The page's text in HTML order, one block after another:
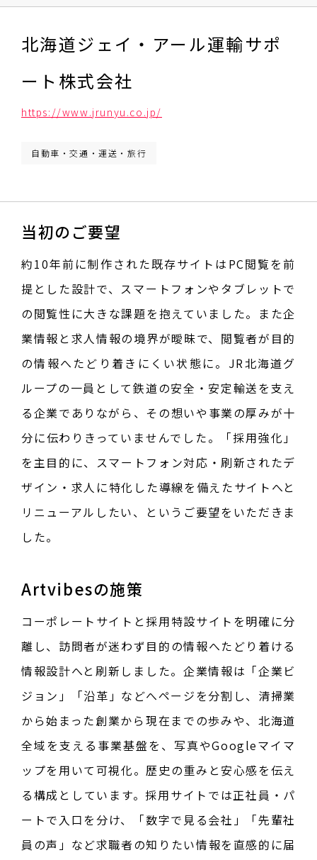
北海道ジェイ・アール運輸サポ
ート株式会社
https://www.jrunyu.co.jp/
自動車・交通・運送・旅行
当初のご要望
約10年前に制作された既存サイトはPC閲覧を前
提とした設計で、スマートフォンやタブレットで
の閲覧性に大きな課題を抱えていました。また企
業情報と求人情報の境界が曖昧で、閲覧者が目的
の情報へたどり着きにくい状態に。JR北海道グ
ループの一員として鉄道の安全・安定輸送を支え
る企業でありながら、その想いや事業の厚みが十
分に伝わりきっていませんでした。「採用強化」
を主目的に、スマートフォン対応・刷新されたデ
ザイン・求人に特化した導線を備えたサイトへと
リニューアルしたい、というご要望をいただきま
した。
Artvibesの施策
コーポレートサイトと採用特設サイトを明確に分
離し、訪問者が迷わず目的の情報へたどり着ける
情報設計へと刷新しました。企業情報は「企業ビ
ジョン」「沿革」などへページを分割し、清掃業
から始まった創業から現在までの歩みや、北海道
全域を支える事業基盤を、写真やGoogleマイマ
ップを用いて可視化。歴史の重みと安心感を伝え
る構成としています。採用サイトでは正社員・パ
ートで入口を分け、「数字で見る会社」「先輩社
員の声」など求職者の知りたい情報を直感的に届